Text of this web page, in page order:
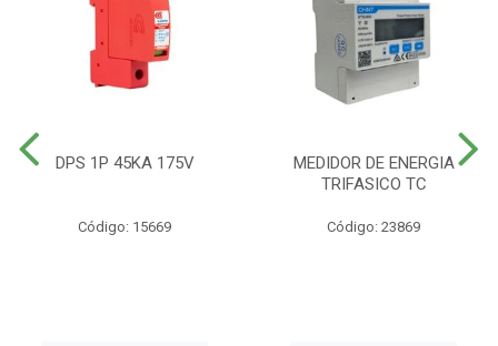
DPS 1P 45KA 175V
Código: 15669
MEDIDOR DE ENERGIA
TRIFASICO TC
Código: 23869